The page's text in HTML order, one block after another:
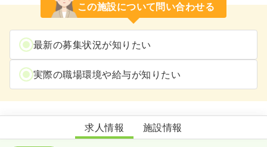
この施設について問い合わせる
最新の募集状況が知りたい
実際の職場環境や給与が知りたい
デイサービスいずみ
求人情報 施設情報